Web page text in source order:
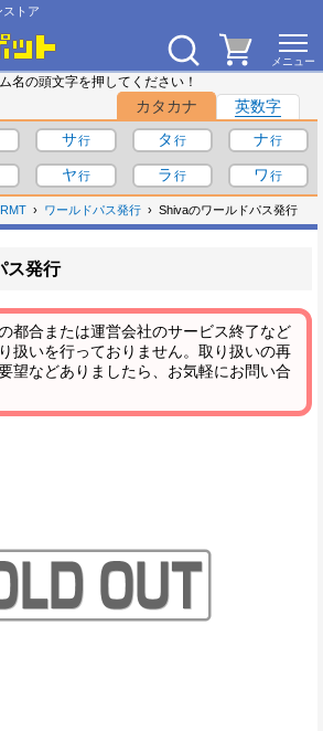
ストア
の頭文字を押してください！
カタカナ
英数字
サ タ
ナ
ヤ ラ ワ
ワールドパス発行 Shivaのワールドパス発行
ス発行
都合または運営会社のサービス終了など
扱いを行っておりません。取り扱いの再
望などありましたら、お気軽にお問い合